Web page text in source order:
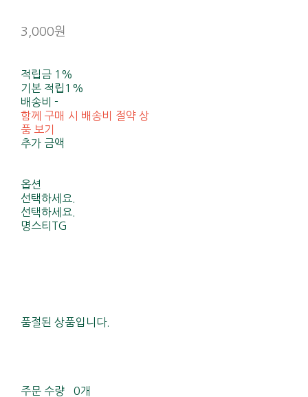
3,000원
적립금 1%
기본 적립 1%
배송비-
함께 구매 시 배송비 절약 상
품 보기
추가 금액
옵션
선택하세요.
선택하세요.
명스티TG
품절된 상품입니다.
주문 수량
0개